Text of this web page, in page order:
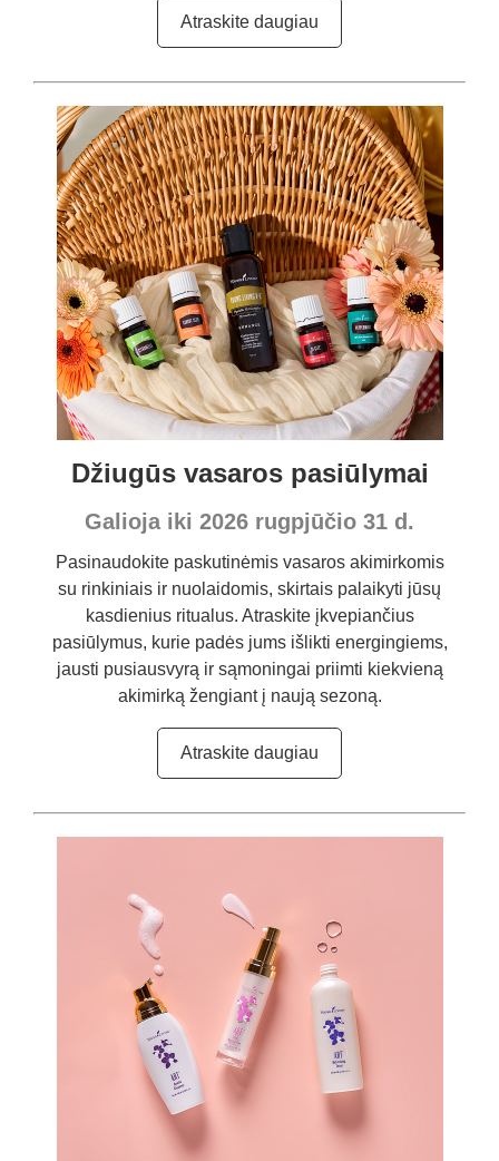
Atraskite daugiau
Džiugūs vasaros pasiūlymai
Galioja iki 2026 rugpjūčio 31 d.
Pasinaudokite paskutinėmis vasaros akimirkomis
su rinkiniais ir nuolaidomis, skirtais palaikyti jūsų
kasdienius ritualus. Atraskite įkvepiančius
pasiūlymus, kurie padės jums išlikti energingiems,
jausti pusiausvyrą ir sąmoningai priimti kiekvieną
akimirką žengiant į naują sezoną.
Atraskite daugiau